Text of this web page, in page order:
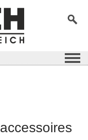
accessoires